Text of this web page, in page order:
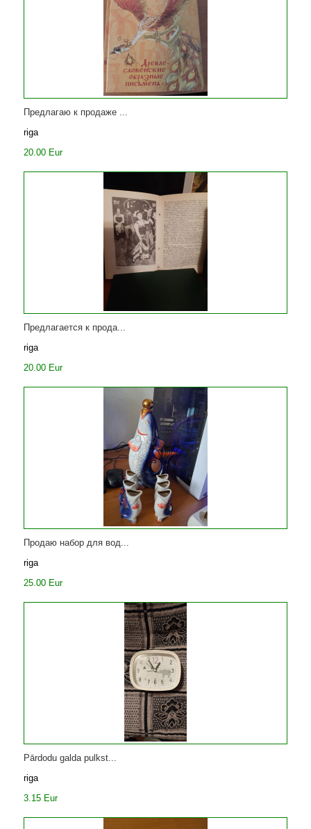
Предлагаю к продаже ...
riga
20.00 Eur
Предлагается к прода...
riga
20.00 Eur
Продаю набор для вод...
riga
25.00 Eur
Pārdodu galda pulkst...
riga
3.15 Eur